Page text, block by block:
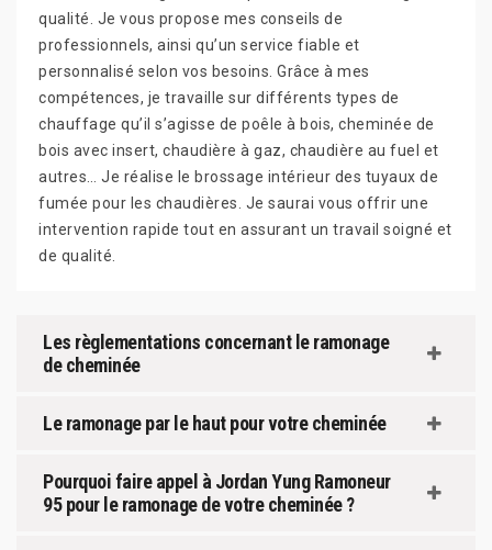
qualité. Je vous propose mes conseils de
professionnels, ainsi qu’un service fiable et
personnalisé selon vos besoins. Grâce à mes
compétences, je travaille sur différents types de
chauffage qu’il s’agisse de poêle à bois, cheminée de
bois avec insert, chaudière à gaz, chaudière au fuel et
autres… Je réalise le brossage intérieur des tuyaux de
fumée pour les chaudières. Je saurai vous offrir une
intervention rapide tout en assurant un travail soigné et
de qualité.
Les règlementations concernant le ramonage
de cheminée
Le ramonage par le haut pour votre cheminée
Pourquoi faire appel à Jordan Yung Ramoneur
95 pour le ramonage de votre cheminée ?